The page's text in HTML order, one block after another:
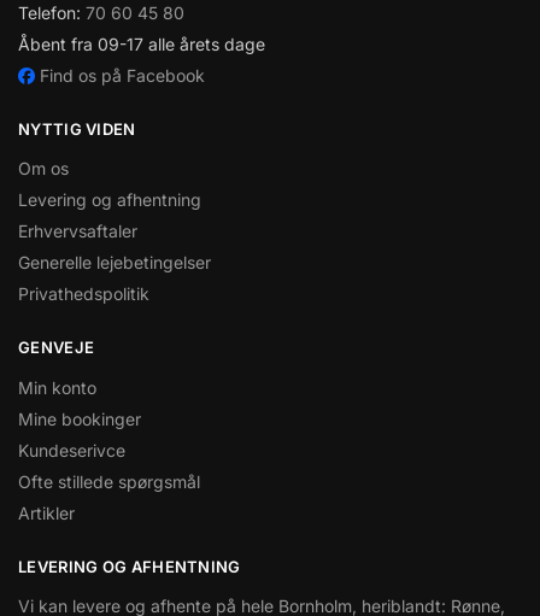
Telefon: 70 60 45 80
Åbent fra 09-17 alle årets dage
Find os på Facebook
NYTTIG VIDEN
Om os
Levering og afhentning
Erhvervsaftaler
Generelle lejebetingelser
Privathedspolitik
GENVEJE
Min konto
Mine bookinger
Kundeserivce
Ofte stillede spørgsmål
Artikler
LEVERING OG AFHENTNING
Vi kan levere og afhente på hele Bornholm, heriblandt: Rønne,